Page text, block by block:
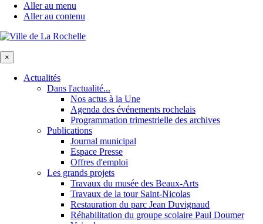
Aller au menu
Aller au contenu
×
Actualités
Dans l'actualité...
Nos actus à la Une
Agenda des événements rochelais
Programmation trimestrielle des archives
Publications
Journal municipal
Espace Presse
Offres d'emploi
Les grands projets
Travaux du musée des Beaux-Arts
Travaux de la tour Saint-Nicolas
Restauration du parc Jean Duvignaud
Réhabilitation du groupe scolaire Paul Doumer